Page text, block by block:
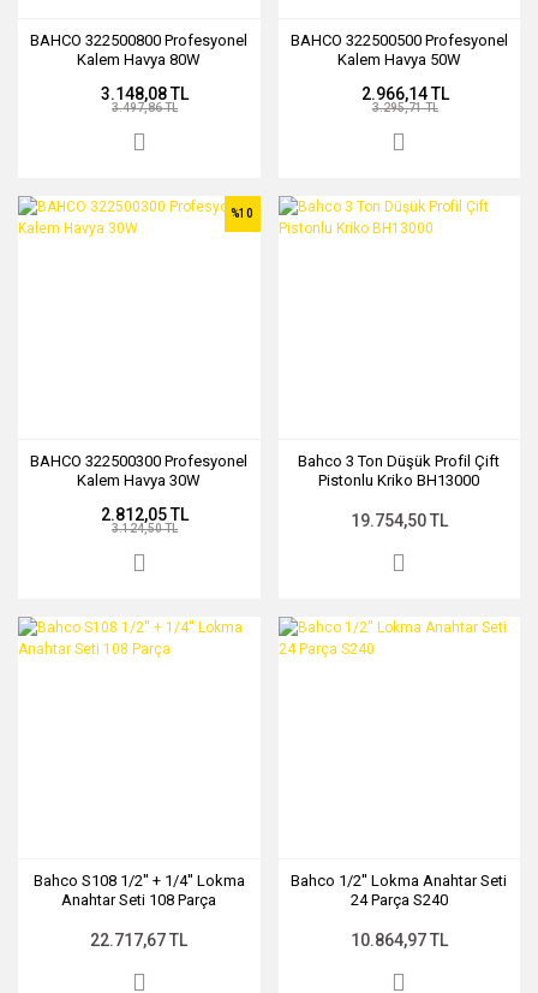
BAHCO 322500800 Profesyonel
Kalem Havya 80W
3.148,08 TL
3.497,86 TL
BAHCO 322500500 Profesyonel
Kalem Havya 50W
2.966,14 TL
3.295,71 TL
BAHCO 322500300 Profesyonel
Kalem Havya 30W
%10
2.812,05 TL
3.124,50 TL
Bahco 3 Ton Düşük Profil Çift
Pistonlu Kriko BH13000
19.754,50 TL
Bahco S108 1/2'' + 1/4'' Lokma
Anahtar Seti 108 Parça
22.717,67 TL
Bahco 1/2'' Lokma Anahtar Seti
24 Parça S240
10.864,97 TL